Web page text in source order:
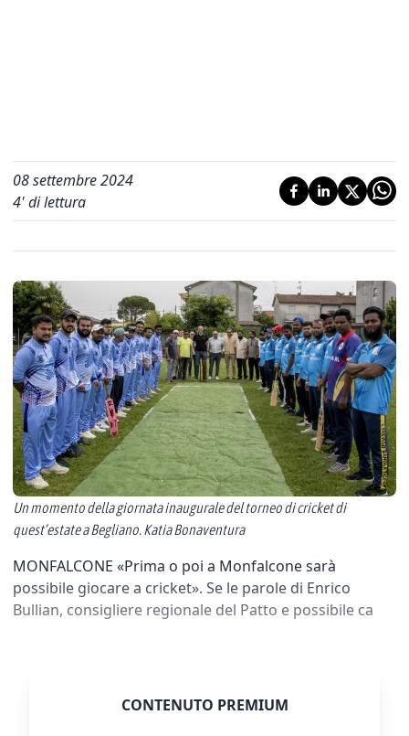
08 settembre 2024
4' di lettura
Un momento della giornata inaugurale del torneo di cricket di
quest’estate a Begliano. Katia Bonaventura
MONFALCONE «Prima o poi a Monfalcone sarà
possibile giocare a cricket». Se le parole di Enrico
Bullian, consigliere regionale del Patto e possibile ca
CONTENUTO PREMIUM